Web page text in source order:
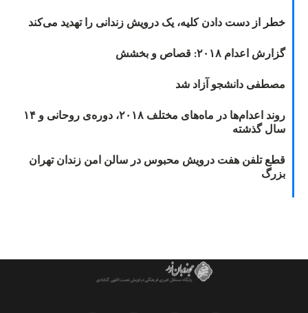
خطر از دست دادن کلیه، یک درویش زندانی را تهدید می‌کند
گزارش اعدام ۲۰۱۸: قصاص و بخشش
مصطفی دانشجو آزاد شد
روند اعدام‌ها در ماه‌های مختلف ۲۰۱۸، دوره‌ی روحانی و ۱۴
سال گذشته
قطع تلفن هفت درویش محبوس در سالن امن زندان تهران
بزرگ